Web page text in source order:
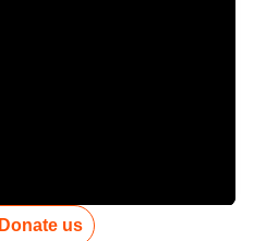
Donate us